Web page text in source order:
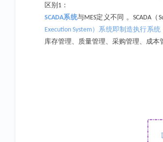
区别 1 ：
SCADA系统与MES定义不同 。SCADA （
Execution System）系统即制造执行系统
库存管理、质量管理、采购管理、成本